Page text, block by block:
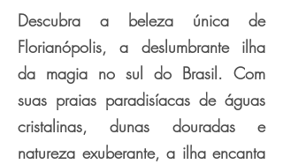
Descubra a beleza única de
Florianópolis, a deslumbrante ilha
da magia no sul do Brasil. Com
suas praias paradisíacas de águas
cristalinas, dunas douradas e
natureza exuberante, a ilha encanta